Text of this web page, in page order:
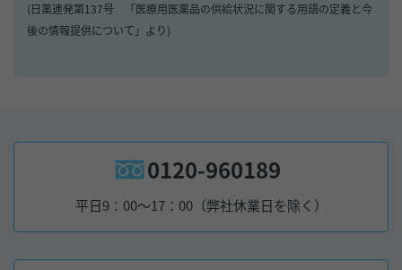
(日薬連発第137号 「医療用医薬品の供給状況に関する用語の定義と今
後の情報提供について」より)
0120-960189
平日9：00～17：00（弊社休業日を除く）